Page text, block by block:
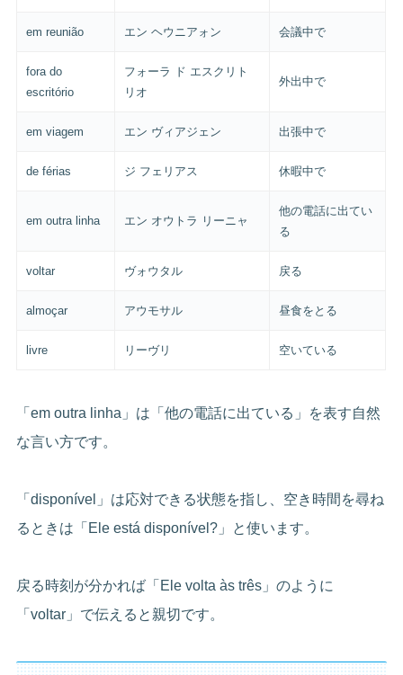
em reunião エン ヘウニアォン 会議中で
fora do
escritório
フォーラ ド エスクリト
リオ
外出中で
em viagem エン ヴィアジェン 出張中で
de férias ジ フェリアス 休暇中で
em outra linha エン オウトラ リーニャ
他の電話に出てい
る
voltar ヴォウタル 戻る
almoçar アウモサル 昼食をとる
livre リーヴリ 空いている
「em outra linha」は「他の電話に出ている」を表す自然
な言い方です。
「disponível」は応対できる状態を指し、空き時間を尋ね
るときは「Ele está disponível?」と使います。
戻る時刻が分かれば「Ele volta às três」のように
「voltar」で伝えると親切です。